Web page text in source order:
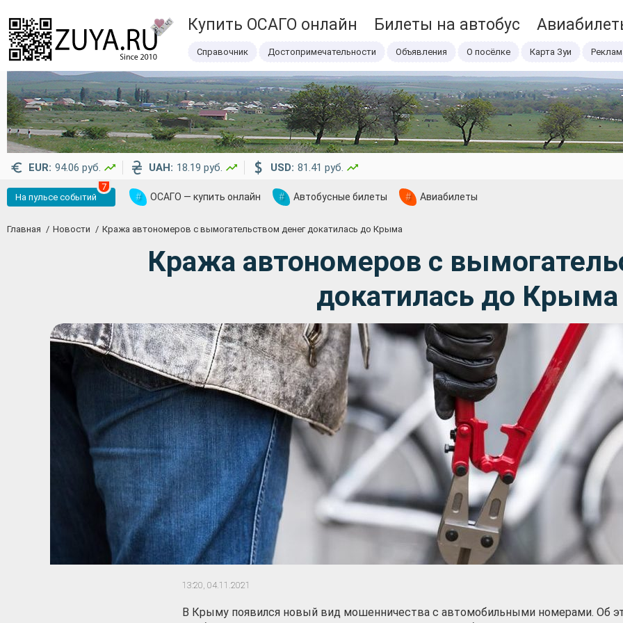
Купить ОСАГО онлайн Билеты на автобус
Справочник Достопримечательности Объявления О посёлке Карта Зуи
EUR: 94.06 руб. UAH: 18.19 руб. USD: 81.41 руб.
На пульсе событий
7
# ОСАГО — купить онлайн # Автобусные билеты # Авиабилеты
Главная Новости Кража автономеров с вымогательством денег докатилась до Крыма
Кража автономеров с
докатилась до Крыма
13:20, 04.11.2021
В Крыму появился новый вид мошенничества с автомобильными номерами. Об